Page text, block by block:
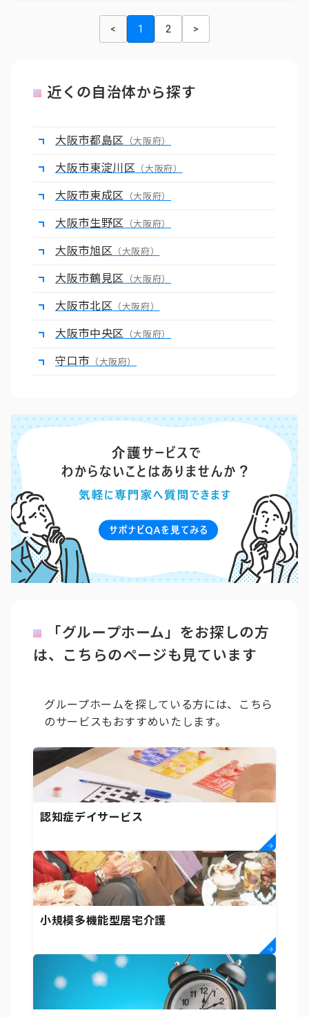
< 1 2 >
近くの自治体から探す
大阪市都島区 （大阪府）
大阪市東淀川区 （大阪府）
大阪市東成区 （大阪府）
大阪市生野区 （大阪府）
大阪市旭区 （大阪府）
大阪市鶴見区 （大阪府）
大阪市北区 （大阪府）
大阪市中央区 （大阪府）
守口市 （大阪府）
「グループホーム」をお探しの方
は、こちらのページも見ています
グループホームを探している方には、こちら
のサービスもおすすめいたします。
認知症デイサービス
小規模多機能型居宅介護